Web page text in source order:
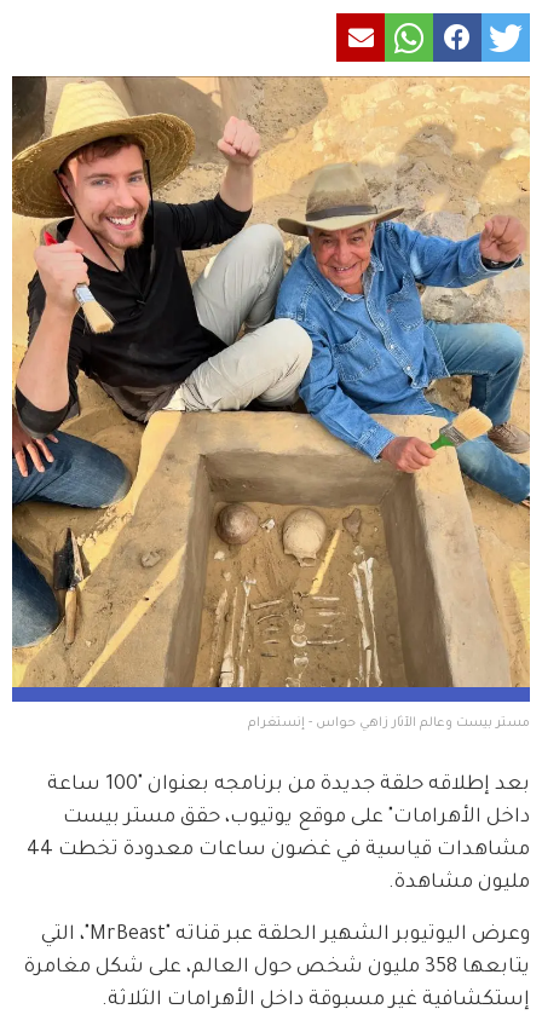
مستر بيست وعالم الآثار زاهي حواس - إنستغرام
بعد إطلاقه حلقة جديدة من برنامجه بعنوان "100 ساعة
داخل الأهرامات" على موقع يوتيوب، حقق مستر بيست
مليون مشاهدة.
وعرض اليوتيوبر الشهير الحلقة عبر قناته "MrBeast"، التي
يتابعها 358 مليون شخص حول العالم، على شكل مغامرة
إستكشافية غير مسبوقة داخل الأهرامات الثلاثة.